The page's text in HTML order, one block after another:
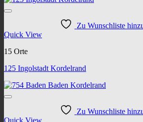
Zu Wunschliste
Quick View
15 Orte
125 Ingolstadt Kordelrand
Zu Wunschliste